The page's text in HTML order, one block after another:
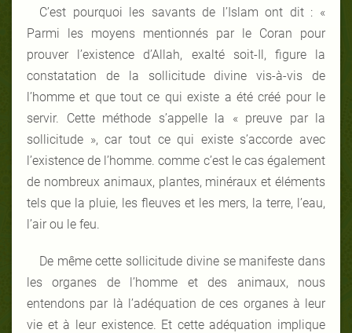
C’est pourquoi les savants de l’Islam ont dit : «
Parmi les moyens mentionnés par le Coran pour
prouver l’existence d’Allah, exalté soit-Il, figure la
constatation de la sollicitude divine vis-à-vis de
l’homme et que tout ce qui existe a été créé pour le
servir. Cette méthode s’appelle la « preuve par la
sollicitude », car tout ce qui existe s’accorde avec
l’existence de l’homme. comme c’est le cas également
de nombreux animaux, plantes, minéraux et éléments
tels que la pluie, les fleuves et les mers, la terre, l’eau,
l’air ou le feu.
De même cette sollicitude divine se manifeste dans
les organes de l’homme et des animaux, nous
entendons par là l’adéquation de ces organes à leur
vie et à leur existence. Et cette adéquation implique